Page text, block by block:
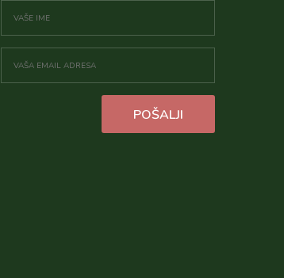
POŠALJI